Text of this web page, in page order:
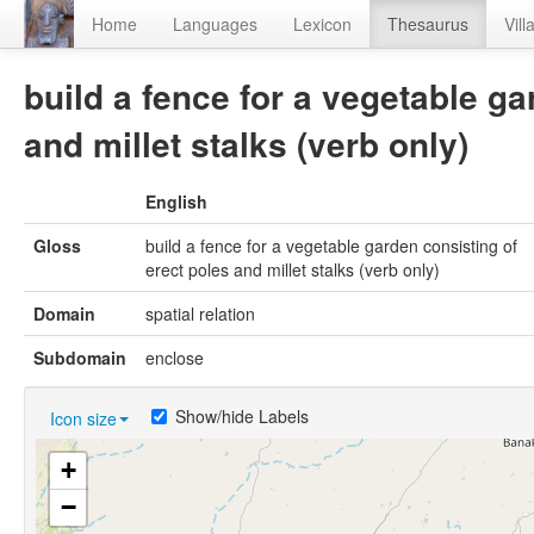
Home Languages Lexicon Thesaurus
build a fence for a vegetable
and millet stalks (verb only)
English
Gloss
build a fence for a vegetable garden consisting of
erect poles and millet stalks (verb only)
Domain
spatial relation
Subdomain
enclose
Icon size Show/hide Labels
+
−